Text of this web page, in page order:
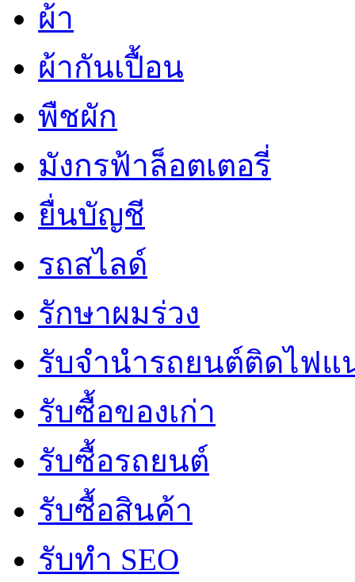
ผ้า
ผ้ากันเปื้อน
พืชผัก
มังกรฟ้าล็อตเตอรี่
ยื่นบัญชี
รถสไลด์
รักษาผมร่วง
รับจํานํารถยนต์ติดไฟ
รับซื้อของเก่า
รับซื้อรถยนต์
รับซื้อสินค้า
รับทำ SEO